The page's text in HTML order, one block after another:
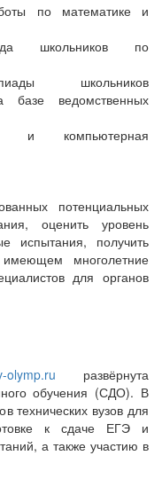
по математике и
школьников по
школьников
ведомственных
и компьютерная
потенциальных
оценить уровень
испытания, получить
многолетние
для органов
olymp.ru развёрнута
обучения (СДО). В
технических вузов для
к сдаче ЕГЭ и
а также участию в